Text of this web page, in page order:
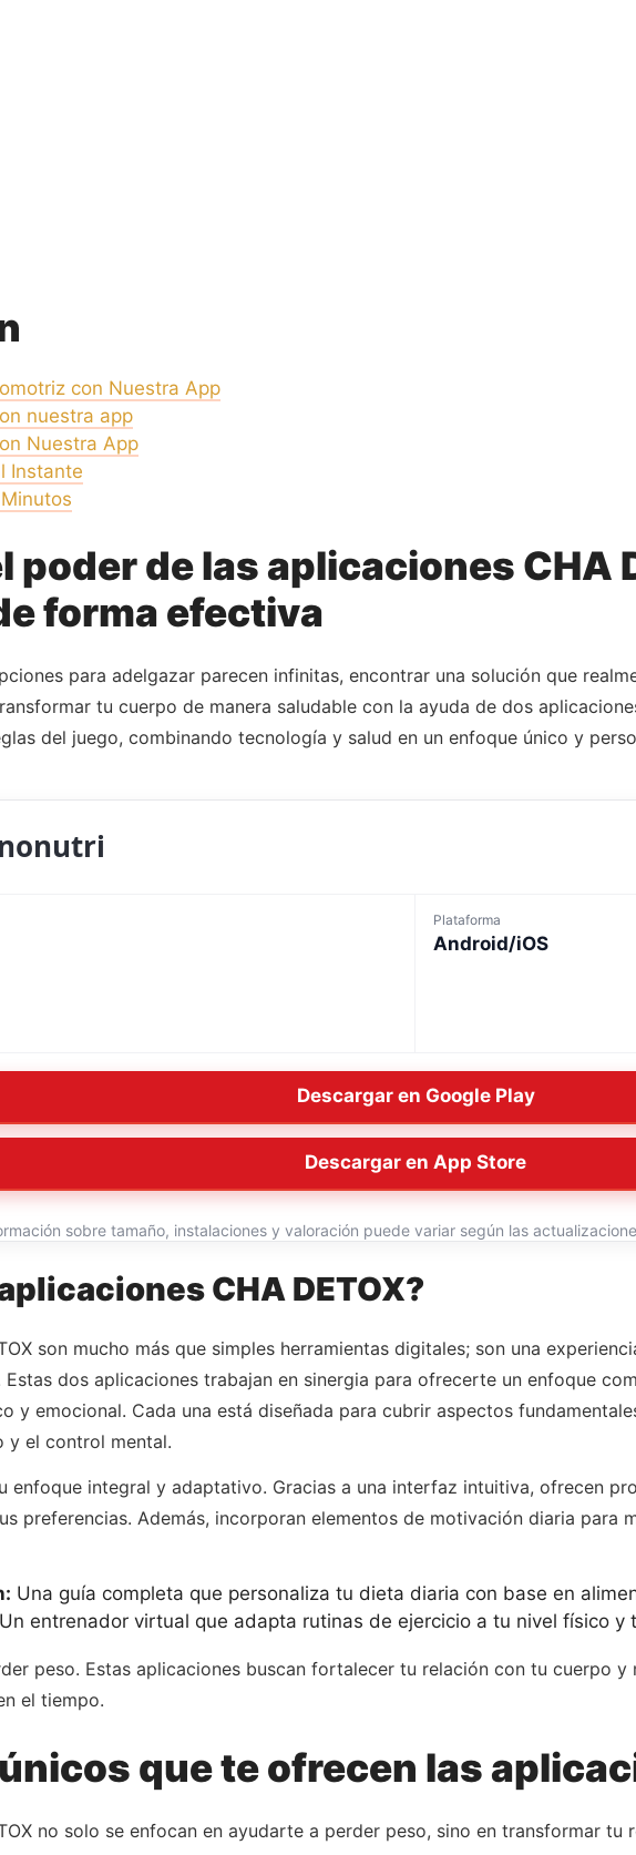
con Nuestra App
nuestra app
Nuestra App
Instante
poder de las aplicaciones CHA
forma efectiva
para adelgazar parecen infinitas, encontrar una solución que
tu cuerpo de manera saludable con la ayuda de dos
del juego, combinando tecnología y salud en un enfoque único y
Plataforma
Android/iOS
Descargar en Google Play
Descargar en App Store
sobre tamaño, instalaciones y valoración puede variar según las
CHA DETOX?
son mucho más que simples herramientas digitales; son una
dos aplicaciones trabajan en sinergia para ofrecerte un enfoque
y emocional. Cada una está diseñada para cubrir aspectos
y el control mental.
enfoque integral y adaptativo. Gracias a una interfaz intuitiva, ofrecen
preferencias. Además, incorporan elementos de motivación diaria para
Una guía completa que personaliza tu dieta diaria con base en
Un entrenador virtual que adapta rutinas de ejercicio a tu nivel físico
peso. Estas aplicaciones buscan fortalecer tu relación con tu cuerpo
el tiempo.
que te ofrecen las
no solo se enfocan en ayudarte a perder peso, sino en transformar